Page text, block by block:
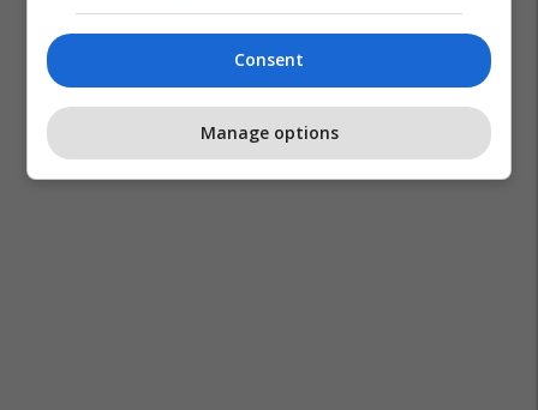
Consent
Manage options